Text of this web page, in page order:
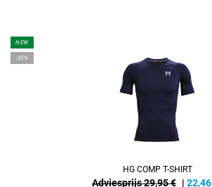
NEW
-25%
HG COMP T-SHIRT
Adviesprijs 29,95 € | 22,46